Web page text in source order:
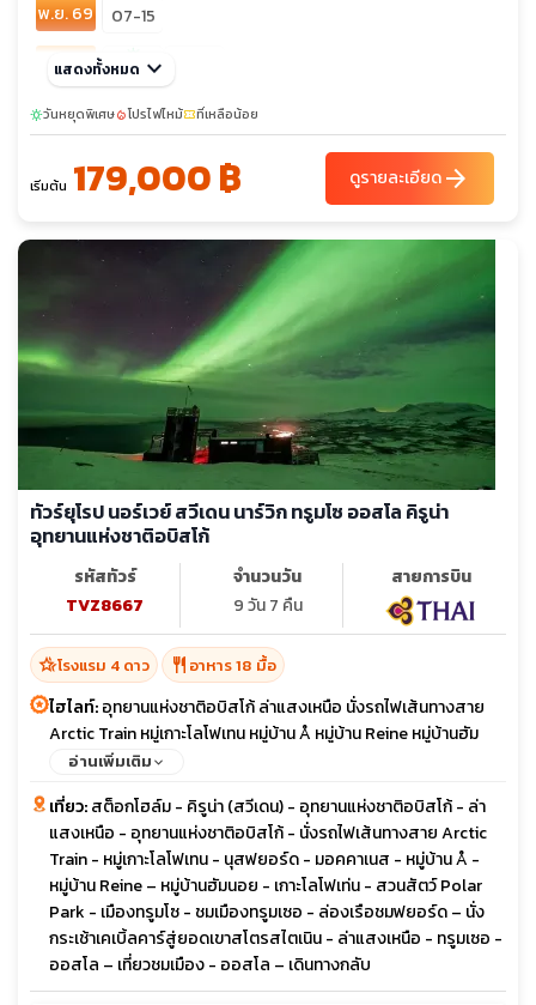
พ.ย. 69
07-15
ธ.ค. 69
sunny
05-13
แสดงทั้งหมด keyboard_arrow_down
sunnyวันหยุดพิเศษlocal_fire_departmentโปรไฟไหม้confirmation_numberที่เหลือน้อย
เริ่มต้น 179,000 ฿ ดูรายละเอียดarrow_forward
ทัวร์ยุโรป นอร์เวย์ สวีเดน นาร์วิก ทรูมโซ ออสโล คิรูน่า
อุทยานแห่งชาติอบิสโก้
รหัสทัวร์
TVZ8667
จำนวนวัน
9 วัน 7 คืน
สายการบิน
hotel_classโรงแรม 4 ดาว restaurant อาหาร 18 มื้อ
ไฮไลท์:อุทยานแห่งชาติอบิสโก้ ล่าแสงเหนือ นั่งรถไฟเส้นทางสาย
Arctic Train หมู่เกาะโลโฟเทน หมู่บ้าน Å หมู่บ้าน Reine หมู่บ้านฮัม
นอย เกาะโลโฟเท่น สวนสัตว์ Polar Park ชมเมืองทรูมเซอ ล่องเรือ
อ่านเพิ่มเติม
เที่ยว:สต็อกโฮล์ม - คิรูน่า (สวีเดน) - อุทยานแห่งชาติอบิสโก้ - ล่า
แสงเหนือ - อุทยานแห่งชาติอบิสโก้ - นั่งรถไฟเส้นทางสาย Arctic
Train - หมู่เกาะโลโฟเทน - นุสฟยอร์ด - มอคคาเนส - หมู่บ้าน Å -
หมู่บ้าน Reine – หมู่บ้านฮัมนอย - เกาะโลโฟเท่น - สวนสัตว์ Polar
Park - เมืองทรูมโซ - ชมเมืองทรูมเซอ - ล่องเรือชมฟยอร์ด – นั่ง
กระเช้าเคเบิ้ลคาร์สู่ยอดเขาสโตรสไตเนิน - ล่าแสงเหนือ - ทรูมเซอ -
ออสโล – เที่ยวชมเมือง - ออสโล – เดินทางกลับ